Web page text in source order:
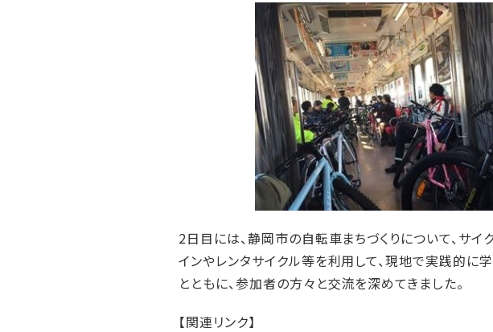
2日目には、静岡市の自転車まちづくりについて、サイ
インやレンタサイクル等を利用して、現地で実践的
とともに、参加者の方々と交流を深めてきました。
【関連リンク】